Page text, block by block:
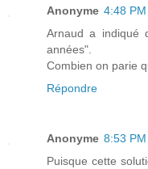
Anonyme 4:48 PM
Arnaud a indiqué
années".
Combien on parie
Répondre
Anonyme 8:53 PM
Puisque cette